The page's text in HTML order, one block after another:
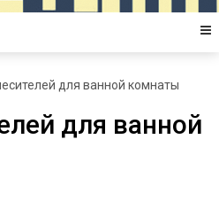
для ванной комнаты
для ванной